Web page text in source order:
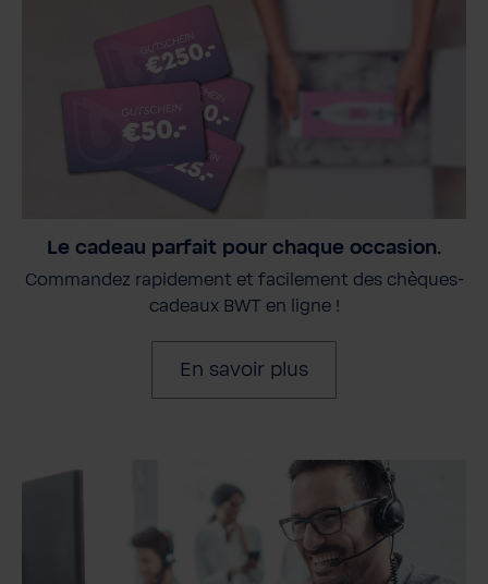
Le cadeau parfait pour chaque occasion.
Commandez rapidement et facilement des chèques-
cadeaux BWT en ligne !
En savoir plus